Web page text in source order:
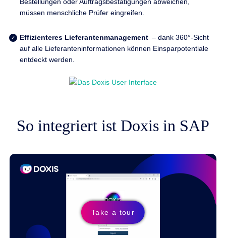
müssen menschliche Prüfer eingreifen.
Effizienteres Lieferantenmanagement – dank 360°-Sicht
auf alle Lieferanteninformationen können Einsparpotentiale
entdeckt werden.
So integriert ist Doxis in SAP
Take a tour